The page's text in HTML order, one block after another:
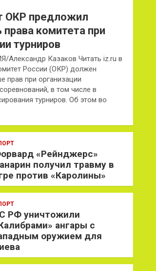
ОКР предложил
права комитета при
турниров
Александр Казаков Читать iz.ru в
России (ОКР) должен
прав при организации
в том числе в
турниров. Об этом во
«Рейнджерс»
получил травму в
против «Каролины»
РФ уничтожили
ангары с
оружием для